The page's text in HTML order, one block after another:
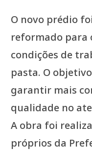
O novo prédio
reformado para
condições de
pasta. O
garantir mais
qualidade no
A obra foi
próprios da